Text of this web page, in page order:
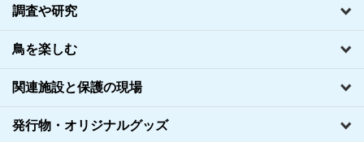
調査や研究
鳥を楽しむ
関連施設と保護の現場
発行物・オリジナルグッズ